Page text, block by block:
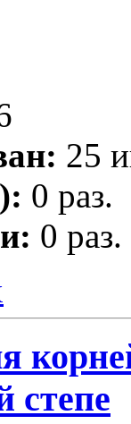
25
0 раз.
0 раз.
степе